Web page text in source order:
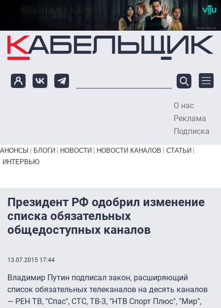
Перейти к основному содержанию
О нас
Реклама
Подписка
Primary links bottom
АНОНСЫ БЛОГИ НОВОСТИ НОВОСТИ КАНАЛОВ
СТАТЬИ
ИНТЕРВЬЮ
Президент РФ одобрил изменение
списка обязательных
общедоступных каналов
13.07.2015 17:44
Владимир Путин подписал закон, расширяющий
список обязательных телеканалов на десять каналов
— РЕН ТВ, "Спас", СТС, ТВ-3, "НТВ Спорт Плюс", "Мир",